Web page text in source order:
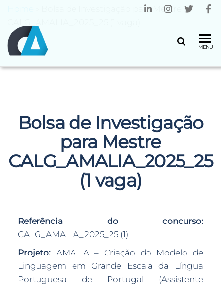
MENU
Bolsa de Investigação para Mestre
Bolsa de Investigação
para Mestre
CALG_AMALIA_2025_25
(1 vaga)
Referência do concurso:
CALG_AMALIA_2025_25 (1)
Projeto: AMALIA – Criação do Modelo de
Linguagem em Grande Escala da Língua
Portuguesa de Portugal (Assistente